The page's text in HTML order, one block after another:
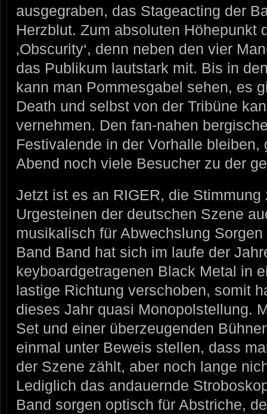
ausgegraben, das Stageacting der
Herzblut. Zum absoluten Höhepunkt
‚Obscurity‘, denn neben den vier
das Publikum lautstark mit. Bis in
kann man Pommesgabel sehen, es
Death und selbst von der Tribüne
vernehmen. Den fan-nahen
Festivalende in der Vorhalle bleiben,
Abend noch viele Besucher zu der
Jetzt ist es an RIGER, die
Urgesteinen der deutschen Szene
musikalisch für Abwechslung
Band Band hat sich im laufe der
keyboardgetragenen Black Metal in
lastige Richtung verschoben, somit
dieses Jahr quasi Monopolstellung.
Set und einer überzeugenden
einmal unter Beweis stellen, dass
der Szene zählt, aber noch lange
Lediglich das andauernde
Band sorgen optisch für Abstriche,